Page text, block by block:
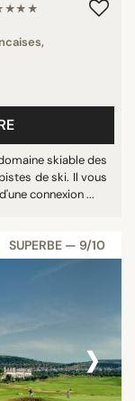
skiable des
de ski. Il vous
connexion ...
SUPERBE — 9/10
›